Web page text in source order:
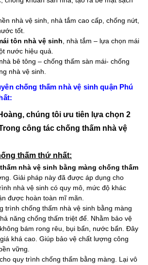
nhà vệ sinh, nhà tắm cao cấp, chống nứt,
tốt.
tôn nhà vệ sinh , nhà tắm – lựa chọn mái
nước hiệu quả.
bê tông – chống thấm sàn mái- chống
nhà vệ sinh.
chống thấm nhà vệ sinh quận Phú
chúng tôi ưu tiên lựa chọn 2
công tác chống thấm nhà vệ
thấm thứ nhất:
nhà vệ sinh bằng màng chống thấm
Giải pháp này đã được áp dụng cho
nhà vệ sinh có quy mô, mức độ khác
được hoàn toàn mĩ mãn.
trình chống thấm nhà vệ sinh bằng màng
năng chống thấm triệt để. Nhằm bảo vệ
bám rong rêu, bụi bẩn, nước bẩn. Đây
khá cao. Giúp bảo vệ chất lượng công
vững.
quy trình chống thấm bằng màng. Lại vô